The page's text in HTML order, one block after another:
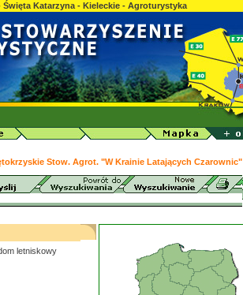
Katarzyna - Kieleckie - Agroturystyka
Stow. Agrot. "W Krainie Latających Czarownic"
letniskowy